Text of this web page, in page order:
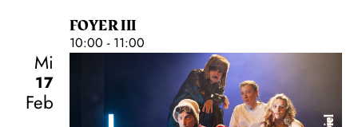
FOYER III
10:00 - 11:00
Mi
17
Feb